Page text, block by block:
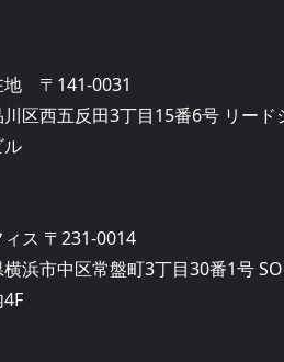
地 〒141-0031
区西五反田3丁目15番6号 リード
ル
ス 〒231-0014
浜市中区常盤町3丁目30番1号